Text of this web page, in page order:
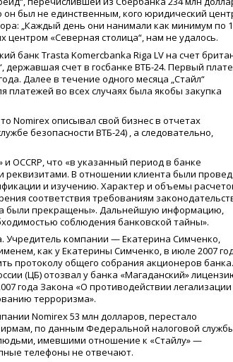
он был не единственным, кого юридический
„Каждый день они нанимали как минимум по
центром «Северная столица“, нам не удалось.
банк Trasta Komercbanka Riga LV на счет
державшая счет в госбанке ВТБ-24. Первый
Далее в течение одного месяца „Стайл“
во всех случаях была якобы закупка
Nomirex описывал свой бизнес в отчетах
безопасности ВТБ-24) , а следовательно,
OCCRP, что «в указанный период в банке
реквизитами. В отношении клиента были
и изучению. Характер и объемы
соответствия требованиям
были прекращены». Дальнейшую информацию,
соблюдения банковской тайны».
Учредитель компании — Екатерина Симченко,
как у Екатерины Симченко, в июле 2007
протоколу общего собрания акционеров банка.
(ЦБ) отозвал у банка «Магаданский»
года Закона «О противодействии легализации
терроризма».
Nomirex 53 млн долларов, перестало
по данным Федеральной налоговой
имевшими отношение к «Стайлу» —
телефоны не отвечают.